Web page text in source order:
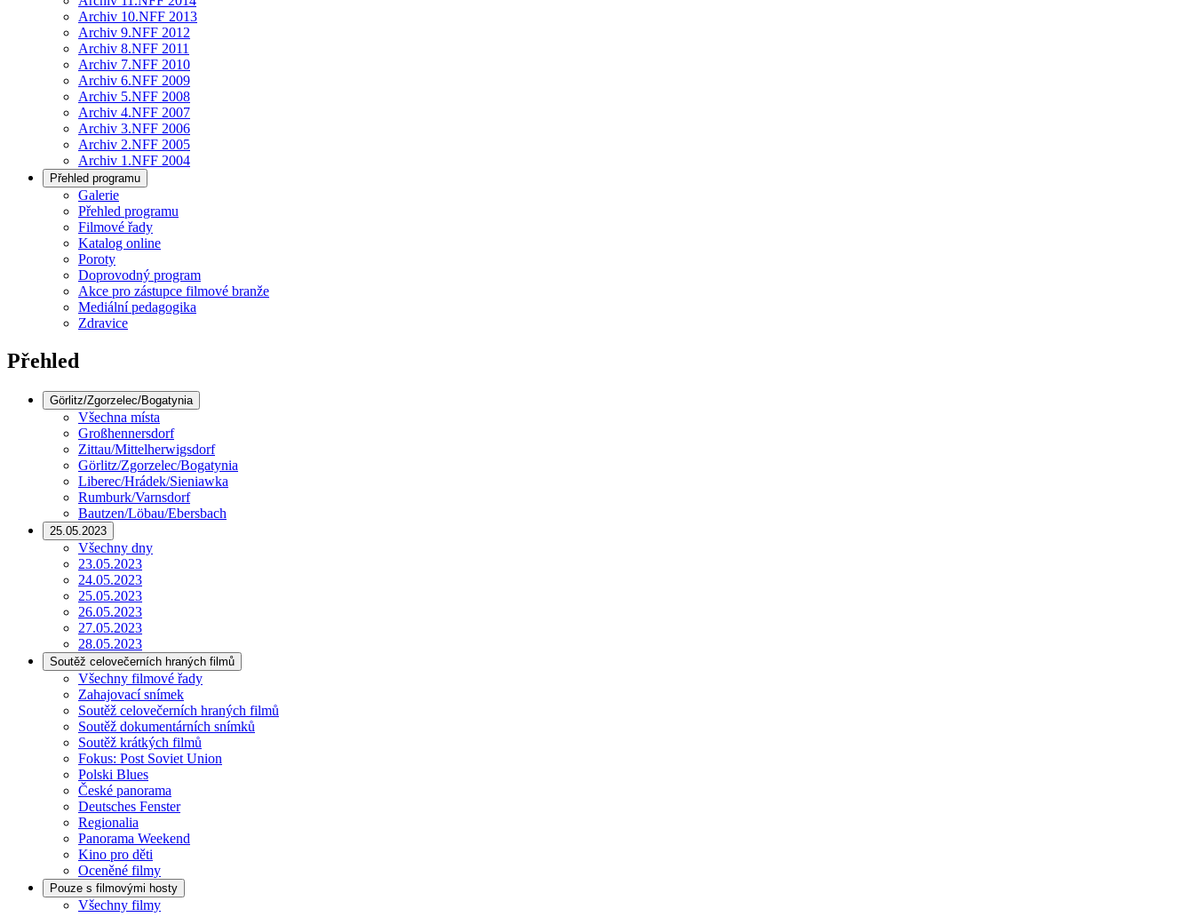
Archiv 10.NFF 2013
Archiv 9.NFF 2012
Archiv 8.NFF 2011
Archiv 7.NFF 2010
Archiv 6.NFF 2009
Archiv 5.NFF 2008
Archiv 4.NFF 2007
Archiv 3.NFF 2006
Archiv 2.NFF 2005
Archiv 1.NFF 2004
Přehled programu
Galerie
Přehled programu
Filmové řady
Katalog online
Poroty
Doprovodný program
Akce pro zástupce filmové branže
Mediální pedagogika
Zdravice
Přehled
Görlitz/Zgorzelec/Bogatynia
Všechna místa
Großhennersdorf
Zittau/Mittelherwigsdorf
Görlitz/Zgorzelec/Bogatynia
Liberec/Hrádek/Sieniawka
Rumburk/Varnsdorf
Bautzen/Löbau/Ebersbach
25.05.2023
Všechny dny
23.05.2023
24.05.2023
25.05.2023
26.05.2023
27.05.2023
28.05.2023
Soutěž celovečerních hraných filmů
Všechny filmové řady
Zahajovací snímek
Soutěž celovečerních hraných filmů
Soutěž dokumentárních snímků
Soutěž krátkých filmů
Fokus: Post Soviet Union
Polski Blues
České panorama
Deutsches Fenster
Regionalia
Panorama Weekend
Kino pro děti
Oceněné filmy
Pouze s filmovými hosty
Všechny filmy